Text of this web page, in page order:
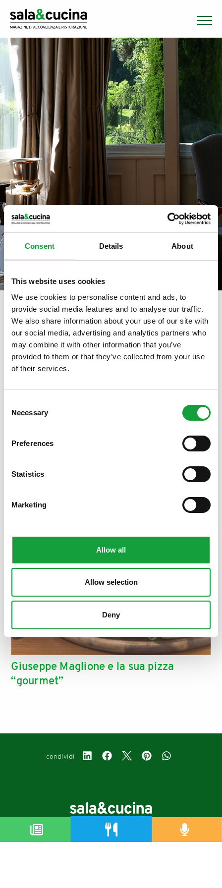
Consent Details About
This website uses cookies
We use cookies to personalise content and ads, to
provide social media features and to analyse our traffic.
We also share information about your use of our site with
our social media, advertising and analytics partners who
may combine it with other information that you’ve
provided to them or that they’ve collected from your use
of their services.
Selection
Necessary
Preferences
Statistics
Marketing
Allow all
Allow selection
Deny
tag directory > daniele gourmet
Daniele Gourmet
Giuseppe Maglione e la sua pizza
“gourmet”
condividi
Copyright © 2019-2026
ISCRIVITI ALLA NEWSLETTER
Resta aggiornato su tutte le ultime novita nel campo